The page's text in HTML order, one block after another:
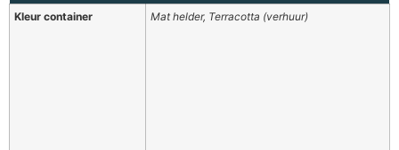
Kleur container Mat helder, Terracotta (verhuur)